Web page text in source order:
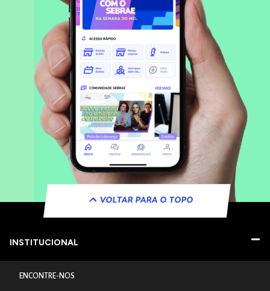
VOLTAR PARA O TOPO
INSTITUCIONAL
ENCONTRE-NOS